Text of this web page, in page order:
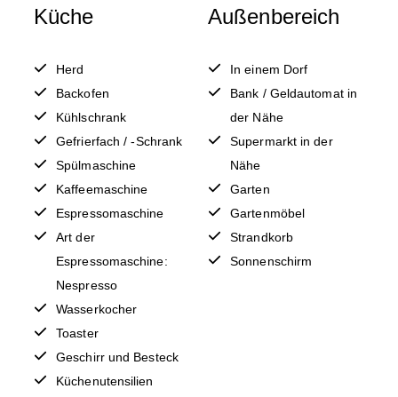
Küche
Herd
Backofen
Kühlschrank
Gefrierfach / -Schrank
Spülmaschine
Kaffeemaschine
Espressomaschine
Art der
Espressomaschine:
Nespresso
Wasserkocher
Toaster
Geschirr und Besteck
Küchenutensilien
Außenbereich
In einem Dorf
Bank / Geldautomat in
der Nähe
Supermarkt in der
Nähe
Garten
Gartenmöbel
Strandkorb
Sonnenschirm